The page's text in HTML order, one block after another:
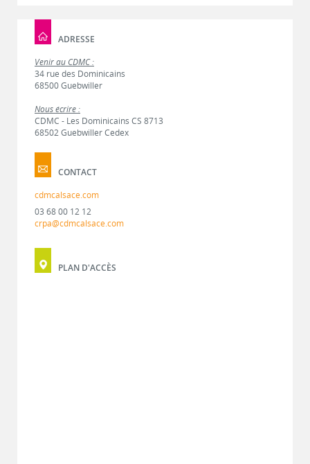
ADRESSE
Venir au CDMC :
34 rue des Dominicains
68500 Guebwiller
Nous écrire :
CDMC - Les Dominicains CS 8713
68502 Guebwiller Cedex
CONTACT
cdmcalsace.com
03 68 00 12 12
crpa@cdmcalsace.com
PLAN D'ACCÈS